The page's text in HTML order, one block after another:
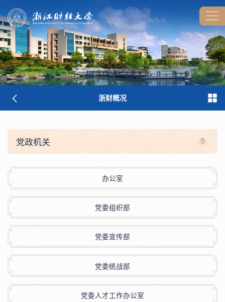
浙财概况
党政机关
办公室
党委组织部
党委宣传部
党委统战部
党委人才工作办公室